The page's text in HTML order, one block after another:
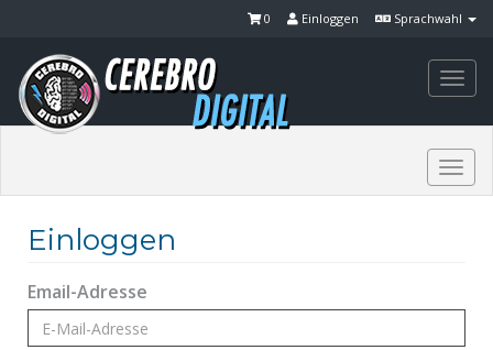
Sprachwahl
Einloggen
0
Einloggen
Email-Adresse